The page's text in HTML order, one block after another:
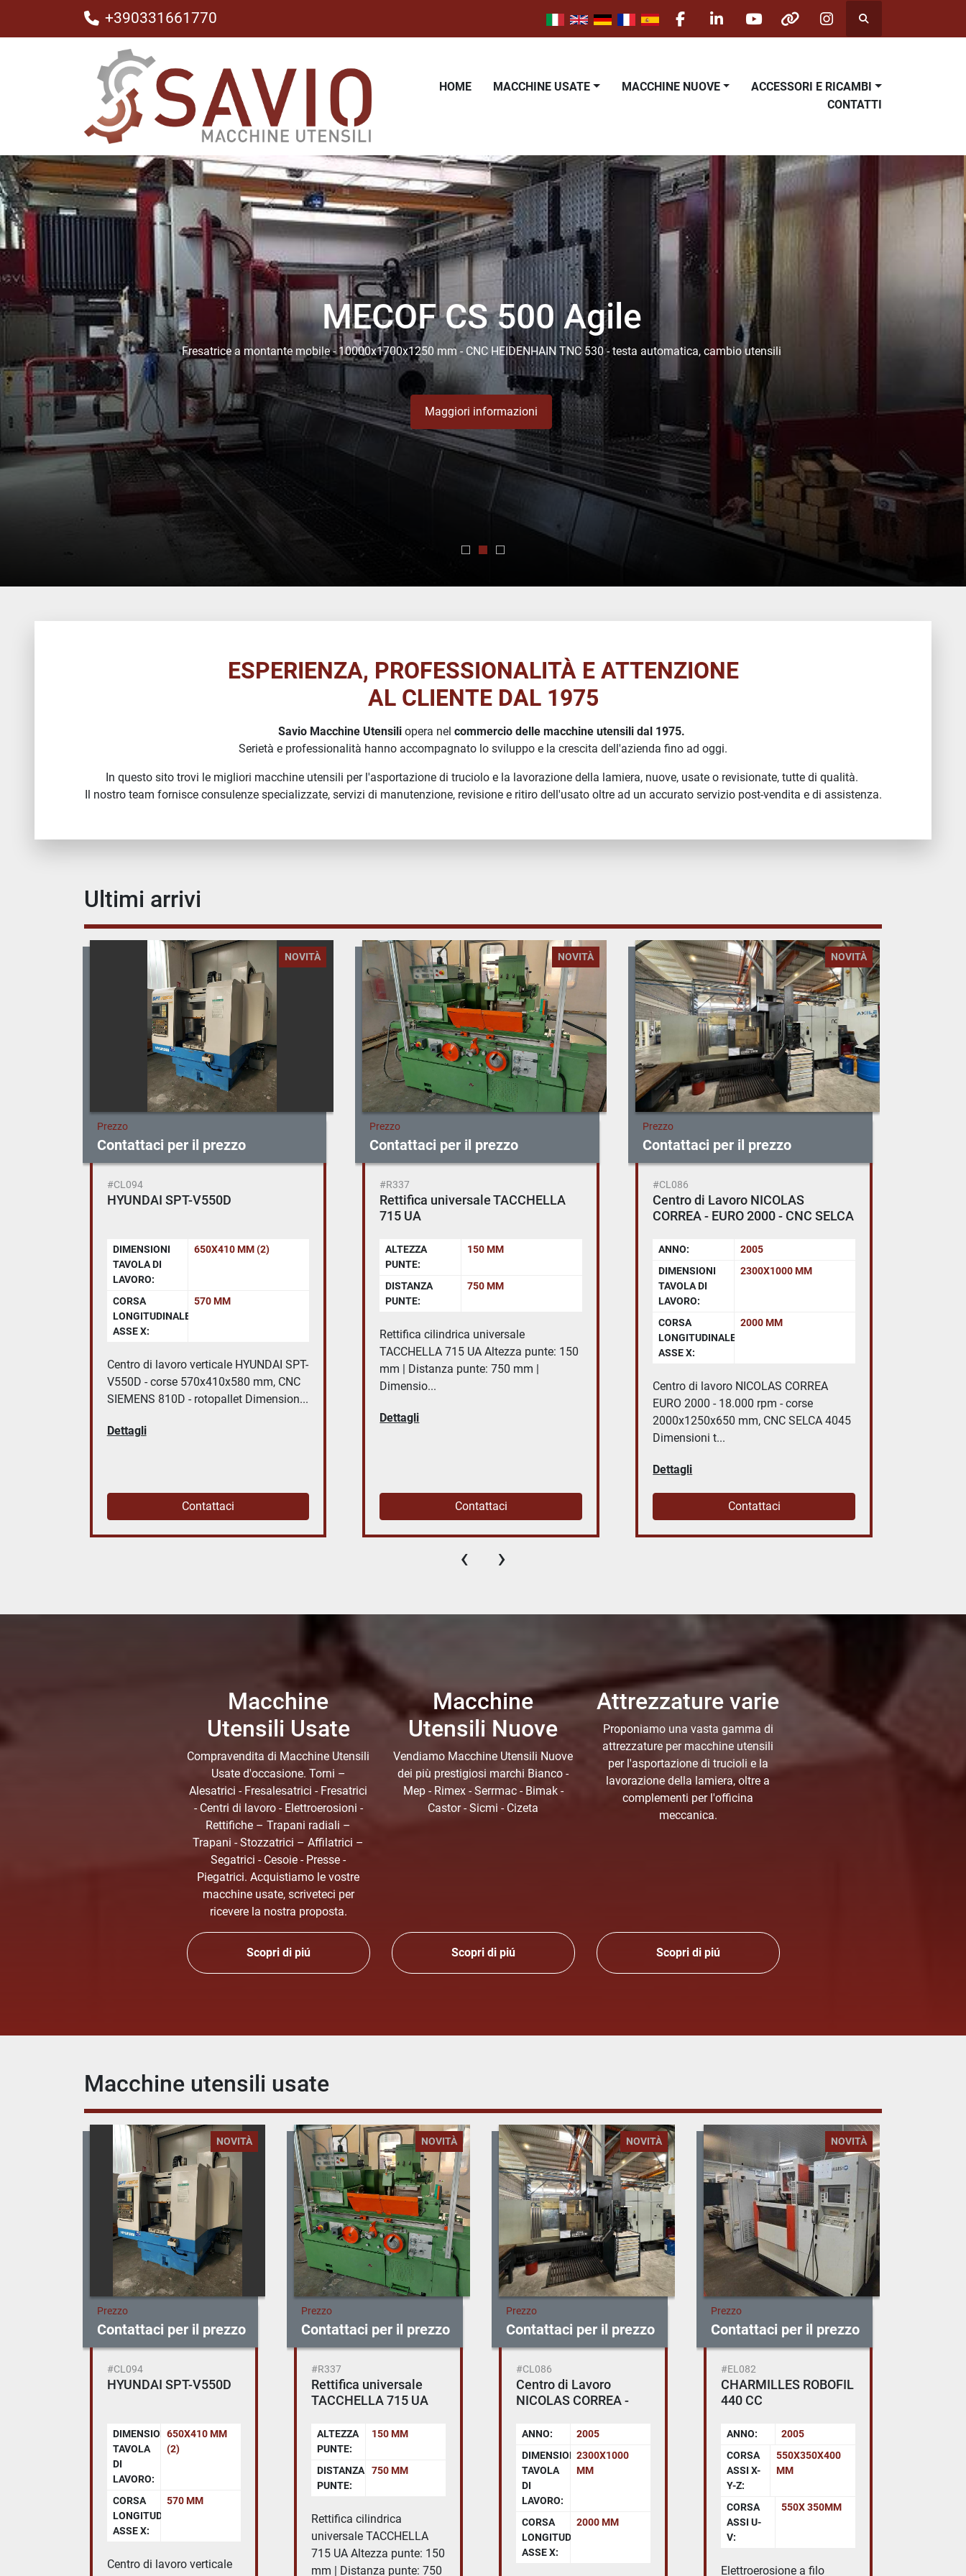
+390331661770
facebooklinkedinyoutubeotherinstagram
Cerca
HOME MACCHINE USATE MACCHINE NUOVE
ACCESSORI E RICAMBI
CONTATTI
MECOF CS 500 Agile
Fresatrice a montante mobile - 10000x1700x1250 mm - CNC HEIDENHAIN TNC 530 - testa automatica, cambio utensili
Maggiori informazioni
ESPERIENZA, PROFESSIONALITÀ E ATTENZIONE
AL CLIENTE DAL 1975
Savio Macchine Utensili opera nel commercio delle macchine utensili dal 1975.
Serietà e professionalità hanno accompagnato lo sviluppo e la crescita dell'azienda fino ad oggi.
In questo sito trovi le migliori macchine utensili per l'asportazione di truciolo e la lavorazione della lamiera, nuove, usate o revisionate, tutte di qualità.
Il nostro team fornisce consulenze specializzate, servizi di manutenzione, revisione e ritiro dell'usato oltre ad un accurato servizio post-vendita e di assistenza.
Ultimi arrivi
NOVITÀ
Prezzo
Contattaci per il prezzo
#CL094
HYUNDAI SPT-V550D
DIMENSIONI
TAVOLA DI
LAVORO:
650X410 MM (2)
CORSA
LONGITUDINALE
ASSE X:
570 MM
Centro di lavoro verticale HYUNDAI SPT-
V550D - corse 570x410x580 mm, CNC
SIEMENS 810D - rotopallet Dimension...
Dettagli
Contattaci
NOVITÀ
Prezzo
Contattaci per il prezzo
#R337
Rettifica universale TACCHELLA
715 UA
ALTEZZA
PUNTE:
150 MM
DISTANZA
PUNTE:
750 MM
Rettifica cilindrica universale
TACCHELLA 715 UA Altezza punte: 150
mm | Distanza punte: 750 mm |
Dimensio...
Dettagli
Contattaci
NOVITÀ
Prezzo
Contattaci per il prezzo
#CL086
Centro di Lavoro NICOLAS
CORREA - EURO 2000 - CNC SELCA
ANNO:
2005
DIMENSIONI
TAVOLA DI
LAVORO:
2300X1000 MM
CORSA
LONGITUDINALE
ASSE X:
2000 MM
Centro di lavoro NICOLAS CORREA
EURO 2000 - 18.000 rpm - corse
2000x1250x650 mm, CNC SELCA 4045
Dimensioni t...
Dettagli
Contattaci
‹ ›
Macchine
Utensili Usate
Compravendita di Macchine Utensili
Usate d'occasione. Torni –
Alesatrici - Fresalesatrici - Fresatrici
- Centri di lavoro - Elettroerosioni -
Rettifiche – Trapani radiali –
Trapani - Stozzatrici – Affilatrici –
Segatrici - Cesoie - Presse -
Piegatrici. Acquistiamo le vostre
macchine usate, scriveteci per
ricevere la nostra proposta.
Scopri di piú
Macchine
Utensili Nuove
Vendiamo Macchine Utensili Nuove
dei più prestigiosi marchi Bianco -
Mep - Rimex - Serrmac - Bimak -
Castor - Sicmi - Cizeta
Scopri di piú
Attrezzature varie
Proponiamo una vasta gamma di
attrezzature per macchine utensili
per l'asportazione di trucioli e la
lavorazione della lamiera, oltre a
complementi per l'officina
meccanica.
Scopri di piú
Macchine utensili usate
NOVITÀ
Prezzo
Contattaci per il prezzo
#CL094
HYUNDAI SPT-V550D
DIMENSIONI
TAVOLA
DI
LAVORO:
650X410 MM
(2)
CORSA
LONGITUDINALE
ASSE X:
570 MM
Centro di lavoro verticale
NOVITÀ
Prezzo
Contattaci per il prezzo
#R337
Rettifica universale
TACCHELLA 715 UA
ALTEZZA
PUNTE:
150 MM
DISTANZA
PUNTE:
750 MM
Rettifica cilindrica
universale TACCHELLA
715 UA Altezza punte: 150
mm | Distanza punte: 750
NOVITÀ
Prezzo
Contattaci per il prezzo
#CL086
Centro di Lavoro
NICOLAS CORREA -
SELCA 4045
ANNO:
2005
DIMENSIONI
TAVOLA
DI
LAVORO:
2300X1000
MM
CORSA
LONGITUDINALE
ASSE X:
2000 MM
NOVITÀ
Prezzo
Contattaci per il prezzo
#EL082
CHARMILLES ROBOFIL
440 CC
ANNO:
2005
CORSA
ASSI X-
Y-Z:
550X350X400
MM
CORSA
ASSI U-
V:
550X 350MM
Elettroerosione a filo